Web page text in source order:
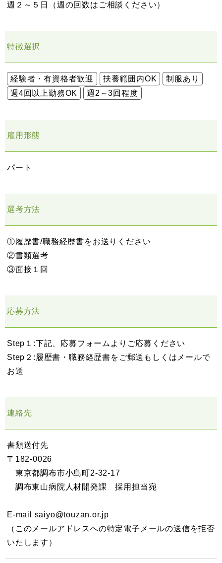
週２～５日（週の回数はご相談ください）
特徴選択
経験者・有資格者歓迎 扶養範囲内OK
制服あり
週4回以上勤務OK
週2～3回程度
雇用形態
パート
選考方法
①履歴書/職務経歴書をお送りください
②書類選考
③面接１回
応募方法
Step１:下記、応募フォームよりご応募ください
Step２:履歴書・職務経歴書をご郵送もしくはメールで
お送
連絡先
書類送付先
〒182-0026
東京都調布市小島町2-32-17
調布東山病院人材開発課 採用担当宛
E-mail saiyo@touzan.or.jp
（このメールアドレスへの特定電子メールの送信を拒否
いたします）